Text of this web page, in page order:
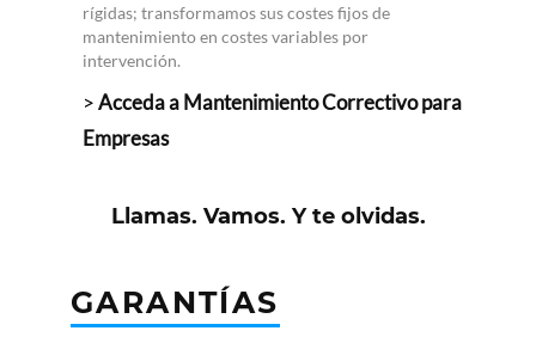
rígidas; transformamos sus costes fijos de
mantenimiento en costes variables por
intervención.
>Acceda a Mantenimiento Correctivo para
Empresas
Llamas. Vamos. Y te olvidas.
GARANTÍAS